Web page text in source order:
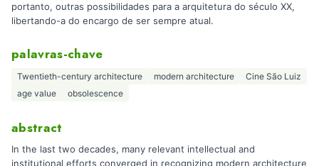
portanto, outras possibilidades para a arquitetura do século XX,
libertando-a do encargo de ser sempre atual.
palavras-chave
Twentieth-century architecture modern architecture
Cine São Luiz
age value
obsolescence
abstract
In the last two decades, many relevant intellectual and
institutional efforts converged in recognizing modern architecture